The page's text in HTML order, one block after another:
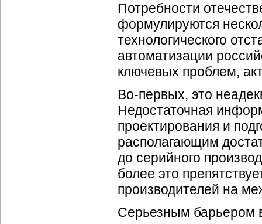
Потребности
формулируются
технологического
автоматизации
ключевых проблем,
Во-первых, это
Недостаточная
проектирования и
располагающим
до серийного
более это
производителей на
Серьезным барьером